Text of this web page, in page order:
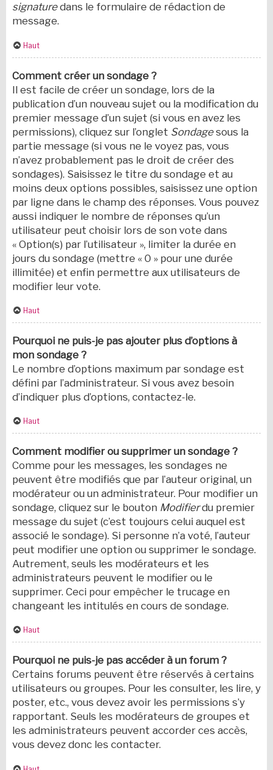
signaturedans le formulaire de rédaction de
message.
Haut
Comment créer un sondage ?
Il est facile de créer un sondage, lors de la
publication d’un nouveau sujet ou la modification du
premier message d’un sujet (si vous en avez les
permissions), cliquez sur l’onglet Sondagesous la
partie message (si vous ne le voyez pas, vous
n’avez probablement pas le droit de créer des
sondages). Saisissez le titre du sondage et au
moins deux options possibles, saisissez une option
par ligne dans le champ des réponses. Vous pouvez
aussi indiquer le nombre de réponses qu’un
utilisateur peut choisir lors de son vote dans
« Option(s) par l’utilisateur », limiter la durée en
jours du sondage (mettre « 0 » pour une durée
illimitée) et enfin permettre aux utilisateurs de
modifier leur vote.
Haut
Pourquoi ne puis-je pas ajouter plus d’options à
mon sondage ?
Le nombre d’options maximum par sondage est
défini par l’administrateur. Si vous avez besoin
d’indiquer plus d’options, contactez-le.
Haut
Comment modifier ou supprimer un sondage ?
Comme pour les messages, les sondages ne
peuvent être modifiés que par l’auteur original, un
modérateur ou un administrateur. Pour modifier un
sondage, cliquez sur le bouton Modifierdu premier
message du sujet (c’est toujours celui auquel est
associé le sondage). Si personne n’a voté, l’auteur
peut modifier une option ou supprimer le sondage.
Autrement, seuls les modérateurs et les
administrateurs peuvent le modifier ou le
supprimer. Ceci pour empêcher le trucage en
changeant les intitulés en cours de sondage.
Haut
Pourquoi ne puis-je pas accéder à un forum ?
Certains forums peuvent être réservés à certains
utilisateurs ou groupes. Pour les consulter, les lire, y
poster, etc., vous devez avoir les permissions s’y
rapportant. Seuls les modérateurs de groupes et
les administrateurs peuvent accorder ces accès,
vous devez donc les contacter.